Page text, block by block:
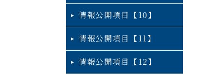
情報公開項目【10】
情報公開項目【11】
情報公開項目【12】